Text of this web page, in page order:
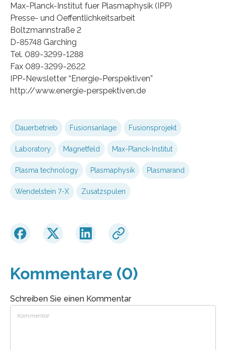
Max-Planck-Institut fuer Plasmaphysik (IPP)
Presse- und Oeffentlichkeitsarbeit
Boltzmannstraße 2
D-85748 Garching
Tel. 089-3299-1288
Fax 089-3299-2622
IPP-Newsletter “Energie-Perspektiven”
http://www.energie-perspektiven.de
Dauerbetrieb Fusionsanlage Fusionsprojekt
Laboratory Magnetfeld Max-Planck-Institut
Plasma technology Plasmaphysik Plasmarand
Wendelstein 7-X Zusatzspulen
Kommentare (0)
Schreiben Sie einen Kommentar